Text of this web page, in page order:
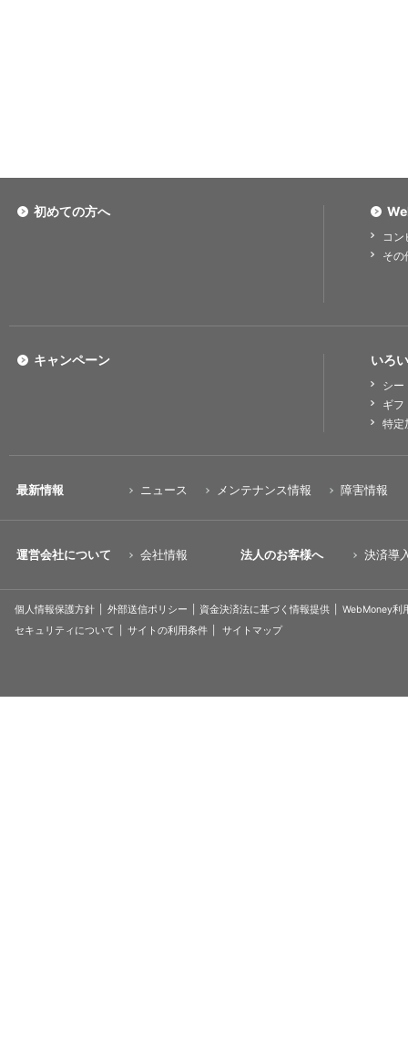
初めての方へ
コ
その
いろ
シー
ギフ
特定
キャンペーン
最新情報 ニュース メンテナンス情報 障害情報
運営会社について 会社情報 法人のお客様へ 決済導
個人情報保護方針 外部送信ポリシー 資金決済法に基づく情報提供
WebMoney利
セキュリティについて
サイトの利用条件 サイトマップ